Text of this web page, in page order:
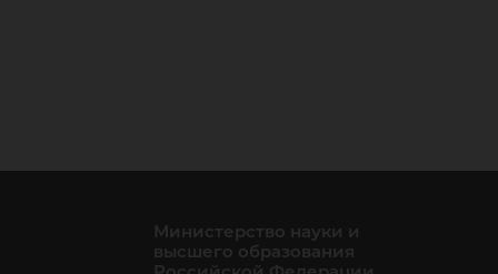
Министерство науки и
высшего образования